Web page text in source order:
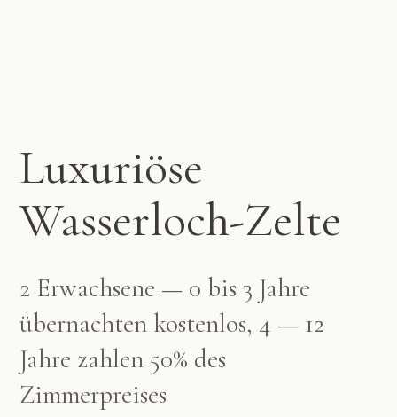
Luxuriöse
Wasserloch-Zelte
2 Erwachsene — 0 bis 3 Jahre
übernachten kostenlos, 4 — 12
Jahre zahlen 50% des
Zimmerpreises